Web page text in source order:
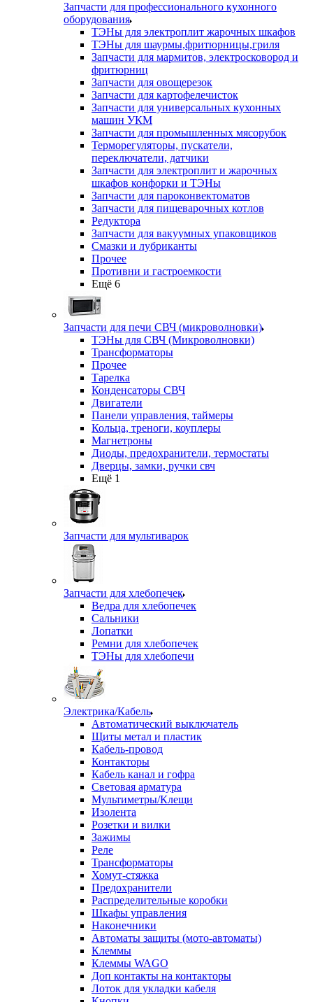
Запчасти для профессионального кухонного
оборудования
ТЭНы для электроплит жарочных шкафов
ТЭНы для шаурмы,фритюрницы,гриля
Запчасти для мармитов, электросковород и
фритюрниц
Запчасти для овощерезок
Запчасти для картофелечисток
Запчасти для универсальных кухонных
машин УКМ
Запчасти для промышленных мясорубок
Терморегуляторы, пускатели,
переключатели, датчики
Запчасти для электроплит и жарочных
шкафов конфорки и ТЭНы
Запчасти для пароконвектоматов
Запчасти для пищеварочных котлов
Редуктора
Запчасти для вакуумных упаковщиков
Смазки и лубриканты
Прочее
Противни и гастроемкости
Ещё 6
Запчасти для печи СВЧ (микроволновки)
ТЭНы для СВЧ (Микроволновки)
Трансформаторы
Прочее
Тарелка
Конденсаторы СВЧ
Двигатели
Панели управления, таймеры
Кольца, треноги, коуплеры
Магнетроны
Диоды, предохранители, термостаты
Дверцы, замки, ручки свч
Ещё 1
Запчасти для мультиварок
Запчасти для хлебопечек
Ведра для хлебопечек
Сальники
Лопатки
Ремни для хлебопечек
ТЭНы для хлебопечи
Электрика/Кабель
Автоматический выключатель
Щиты метал и пластик
Кабель-провод
Контакторы
Кабель канал и гофра
Световая арматура
Мультиметры/Клещи
Изолента
Розетки и вилки
Зажимы
Реле
Трансформаторы
Хомут-стяжка
Предохранители
Распределительные коробки
Шкафы управления
Наконечники
Автоматы защиты (мото-автоматы)
Клеммы
Клеммы WAGO
Доп контакты на контакторы
Лоток для укладки кабеля